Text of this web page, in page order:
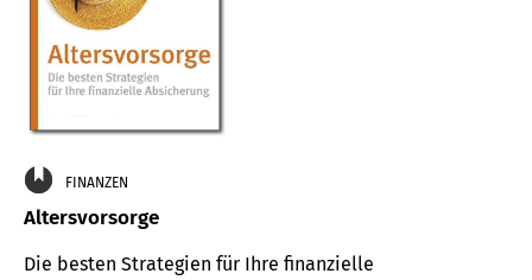
FINANZEN
Altersvorsorge
Die besten Strategien für Ihre finanzielle